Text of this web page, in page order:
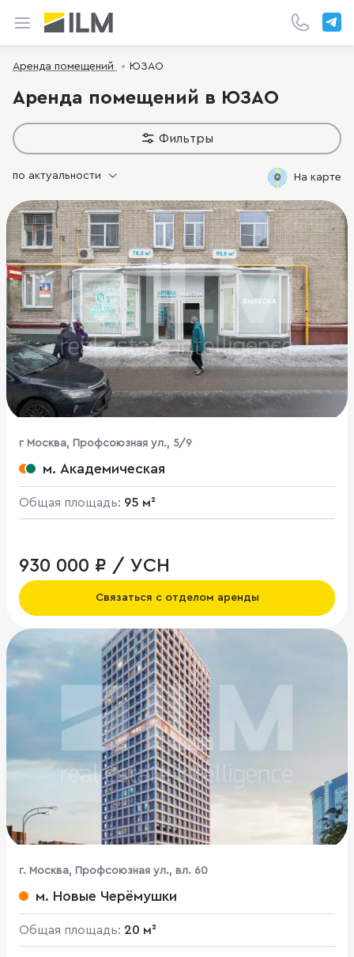
Аренда помещений ЮЗАО
Аренда помещений в ЮЗАО
Фильтры
На карте
по актуальности
г Москва, Профсоюзная ул., 5/9
м. Академическая
Общая площадь: 95 м²
930 000 ₽ / УСН
Связаться с отделом аренды
г. Москва, Профсоюзная ул., вл. 60
м. Новые Черёмушки
Общая площадь: 20 м²